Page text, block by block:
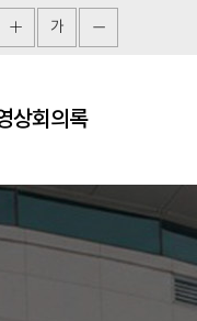
가
상회의록